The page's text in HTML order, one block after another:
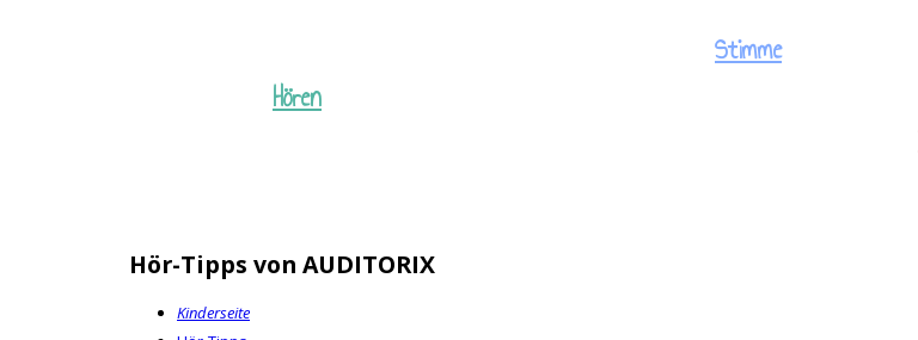
Hören
Stimme
Hör-Tipps von AUDITORIX
Kinderseite